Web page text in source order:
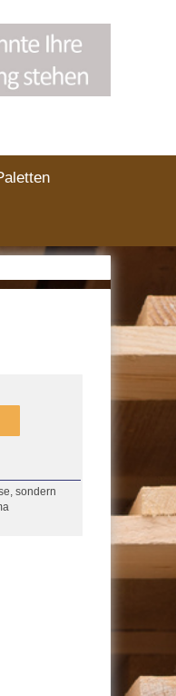
sondern